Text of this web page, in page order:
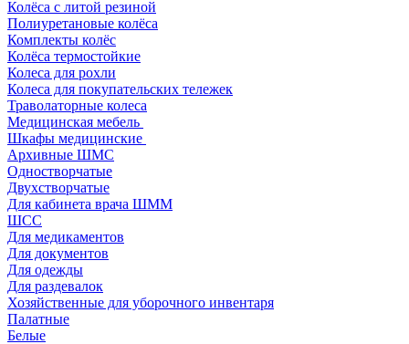
Колёса с литой резиной
Полиуретановые колёса
Комплекты колёс
Колёса термостойкие
Колеса для рохли
Колеса для покупательских тележек
Траволаторные колеса
Медицинская мебель
Шкафы медицинские
Архивные ШМС
Одностворчатые
Двухстворчатые
Для кабинета врача ШММ
ШСС
Для медикаментов
Для документов
Для одежды
Для раздевалок
Хозяйственные для уборочного инвентаря
Палатные
Белые